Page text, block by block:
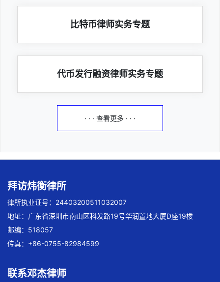
比特币律师实务专题
代币发行融资律师实务专题
· · · 查看更多 · · ·
拜访炜衡律所
律所执业证号：24403200511032007
地址：广东省深圳市南山区科发路19号华润置地大厦D座19楼
邮编：518057
传真：+86-0755-82984599
联系邓杰律师